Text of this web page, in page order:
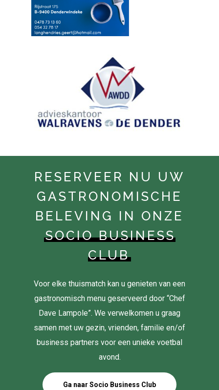
RESERVEER NU UW
GASTRONOMISCHE
BELEVING IN ONZE
SOCIO BUSINESS
CLUB
Voor elke thuismatch kan u genieten van een
gastronomisch menu geserveerd door “Chef
Dave Lampole”. We verwelkomen u graag
samen met uw gezin, vrienden, familie en/of
business partners voor een unieke voetbal
avond.
Ga naar Socio Business Club